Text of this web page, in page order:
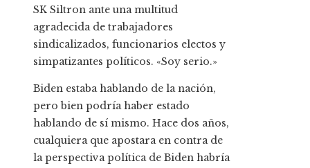
SK Siltron ante una multitud
agradecida de trabajadores
sindicalizados, funcionarios electos y
simpatizantes políticos. «Soy serio.»
Biden estaba hablando de la nación,
pero bien podría haber estado
hablando de sí mismo. Hace dos años,
cualquiera que apostara en contra de
la perspectiva política de Biden habría